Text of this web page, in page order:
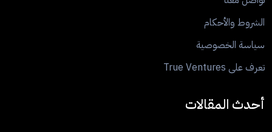
الشروط والأحكام
سياسة الخصوصية
تعرف على True Ventures
أحدث المقالات